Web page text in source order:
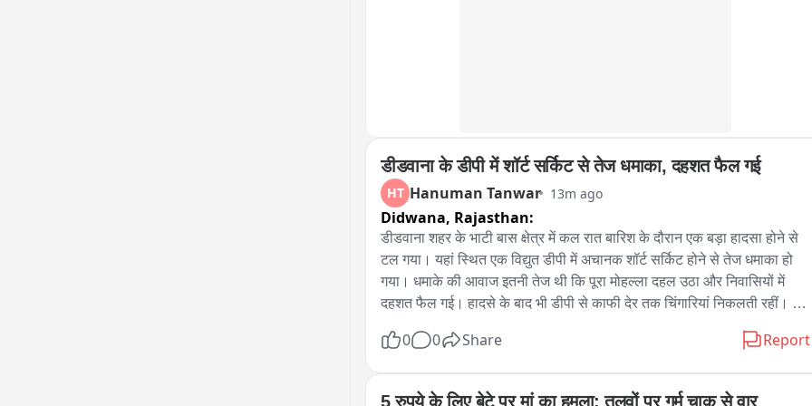
डीडवाना के डीपी में शॉर्ट सर्किट से तेज धमाका, दहशत फैल गई
HT Hanuman Tanwar 13m ago
Didwana, Rajasthan:
डीडवाना शहर के भाटी बास क्षेत्र में कल रात बारिश के दौरान एक बड़ा हादसा होने से
टल गया। यहां स्थित एक विद्युत डीपी में अचानक शॉर्ट सर्किट होने से तेज धमाका हो
गया। धमाके की आवाज इतनी तेज थी कि पूरा मोहल्ला दहल उठा और निवासियों में
दहशत फैल गई। हादसे के बाद भी डीपी से काफी देर तक चिंगारियां निकलती रहीं। इस
जान बचाने के लिए इधर-उधर दौड़ते नजर आए। पूरी घटना पास में लगे एक सीसीटीवी
कोई जनहानि नहीं हुई, लेकिन ट्रांसफॉर्मर में धमाके के कारण क्षेत्र की बिजली आपूर्ति
0 0 Share Report
5 रुपये के लिए बेटे पर मां का हमला: तलवों पर गर्म चाकू से वार